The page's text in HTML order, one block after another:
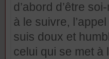
d’abord d’être
à le suivre,
suis doux et
celui qui se met à